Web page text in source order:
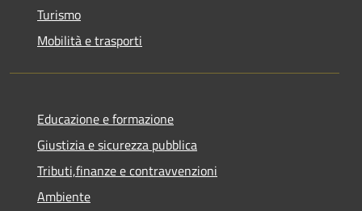
Turismo
Mobilità e trasporti
Educazione e formazione
Giustizia e sicurezza pubblica
Tributi,finanze e contravvenzioni
Ambiente